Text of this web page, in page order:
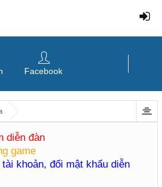
diễn đàn
game
khoản, đổi mật khẩu diễn
Facebook